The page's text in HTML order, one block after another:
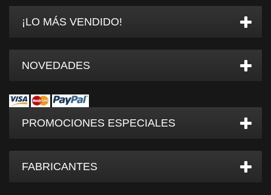
¡LO MÁS VENDIDO!
NOVEDADES
PROMOCIONES ESPECIALES
FABRICANTES